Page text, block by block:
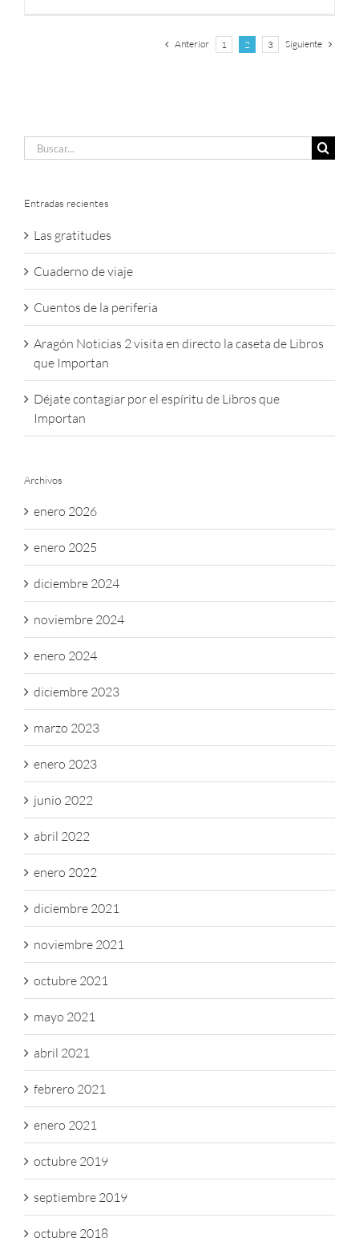
Anterior 1 2 3 Siguiente
Buscar:
Entradas recientes
Las gratitudes
Cuaderno de viaje
Cuentos de la periferia
Aragón Noticias 2 visita en directo la caseta de Libros
que Importan
Déjate contagiar por el espíritu de Libros que
Importan
Archivos
enero 2026
enero 2025
diciembre 2024
noviembre 2024
enero 2024
diciembre 2023
marzo 2023
enero 2023
junio 2022
abril 2022
enero 2022
diciembre 2021
noviembre 2021
octubre 2021
mayo 2021
abril 2021
febrero 2021
enero 2021
octubre 2019
septiembre 2019
octubre 2018